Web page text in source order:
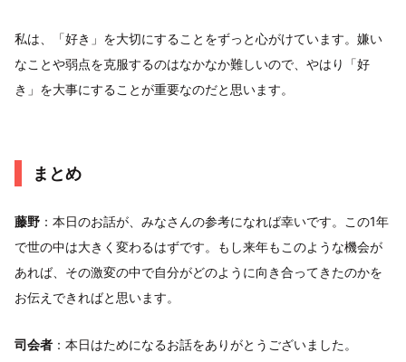
私は、「好き」を大切にすることをずっと心がけています。嫌い
なことや弱点を克服するのはなかなか難しいので、やはり「好
き」を大事にすることが重要なのだと思います。
まとめ
藤野 ：本日のお話が、みなさんの参考になれば幸いです。この1年
で世の中は大きく変わるはずです。もし来年もこのような機会が
あれば、その激変の中で自分がどのように向き合ってきたのかを
お伝えできればと思います。
司会者 ：本日はためになるお話をありがとうございました。